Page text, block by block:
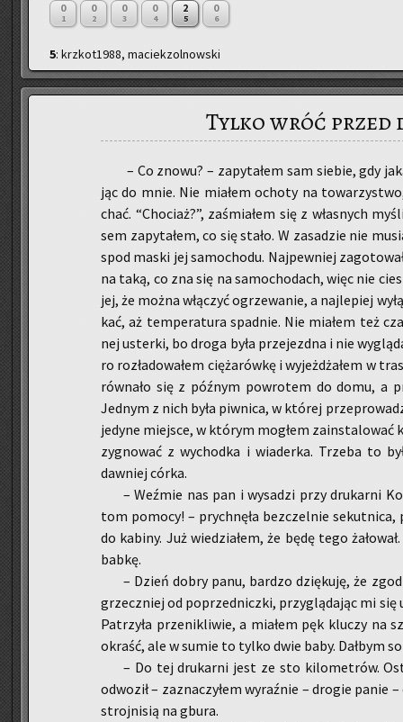
0
1
0
2
0
3
0
4
2
5
0
6
5: krzkot1988, maciekzolnowski
Tylko wróć przed
– Co znowu? – za­py­ta­łem sam sie­bie, gdy
jąc do mnie. Nie mia­łem ocho­ty na
chać. “Cho­ciaż?”, za­śmia­łem się z wła­snych
sem za­py­ta­łem, co się stało. W za­sa­dzie nie
spod maski jej sa­mo­cho­du. Naj­pew­niej
na taką, co zna się na sa­mo­cho­dach, więc nie
jej, że można włą­czyć ogrze­wa­nie, a naj­le­piej
kać, aż tem­pe­ra­tu­ra spad­nie. Nie mia­łem też
nej uster­ki, bo droga była prze­jezd­na i nie
ro roz­ła­do­wa­łem cię­ża­rów­kę i wy­jeż­dża­łem w
rów­na­ło się z póź­nym po­wro­tem do domu, a
Jed­nym z nich była piw­ni­ca, w któ­rej
je­dy­ne miej­sce, w któ­rym mo­głem za­in­sta­lo­wać
zy­gno­wać z wy­chod­ka i wia­der­ka. Trze­ba to
daw­niej córka.
– Weź­mie nas pan i wy­sa­dzi przy dru­kar­ni
tom po­mo­cy! – prych­nę­ła bez­czel­nie
do ka­bi­ny. Już wie­dzia­łem, że będę tego
babkę.
– Dzień dobry panu, bar­dzo dzię­ku­ję, że
grzecz­niej od po­przed­nicz­ki, przy­glą­da­jąc mi się
Pa­trzy­ła prze­ni­kli­wie, a mia­łem pęk klu­czy na
okraść, ale w sumie to tylko dwie baby. Dał­bym
– Do tej dru­kar­ni jest ze sto ki­lo­me­trów.
od­wo­ził – za­zna­czy­łem wy­raź­nie – dro­gie panie
stroj­ni­sią na gbura.